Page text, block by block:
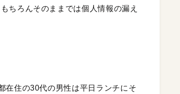
ちろんそのままでは個人情報の漏え
在住の30代の男性は平日ランチにそ